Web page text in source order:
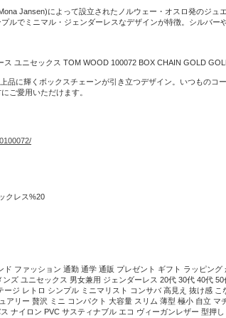
Jansen)によって設立されたノルウェー・オスロ発のジ
ルでミニマル・ジェンダーレスなデザインが特徴。シルバ
ユニセックス TOM WOOD 100072 BOX CHAIN GOLD
に輝くボックスチェーンが引き立つデザイン。いつものコ
ご愛用いただけます。
クレス%20
ファッション 通勤 通学 通販 プレゼント ギフト ラッピン
ズ ユニセックス 男女兼用 ジェンダーレス 20代 30代 40代
ジ レトロ シンプル ミニマリスト コンサバ 高見え 抜け感
アリー 贅沢 ミニ コンパクト 大容量 スリム 薄型 極小 自立
ナイロン PVC サスティナブル エコ ヴィーガンレザー 型押